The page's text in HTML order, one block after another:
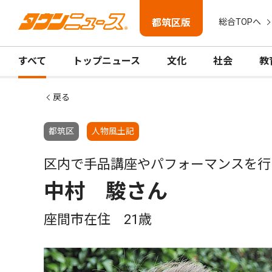
都筑区版 総合TOPへ
すべて トップニュース 文化 社会 教
戻る
都筑区 人物風土記
区内で手品講座やパフォーマンスを
中村 駿さん
座間市在住 21歳